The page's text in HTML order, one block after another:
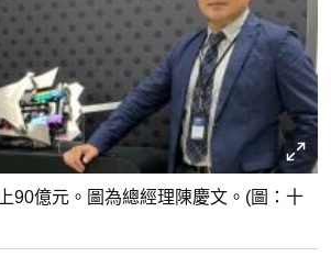
90億元。圖為總經理陳慶文。(圖：十